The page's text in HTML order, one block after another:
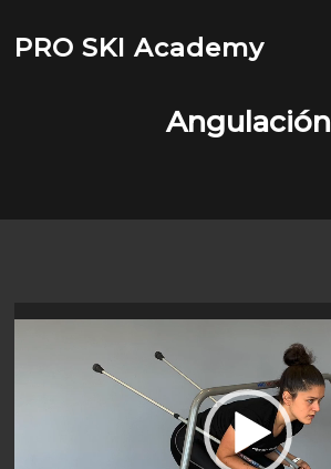
contenido
PRO SKI Academy
Angulación